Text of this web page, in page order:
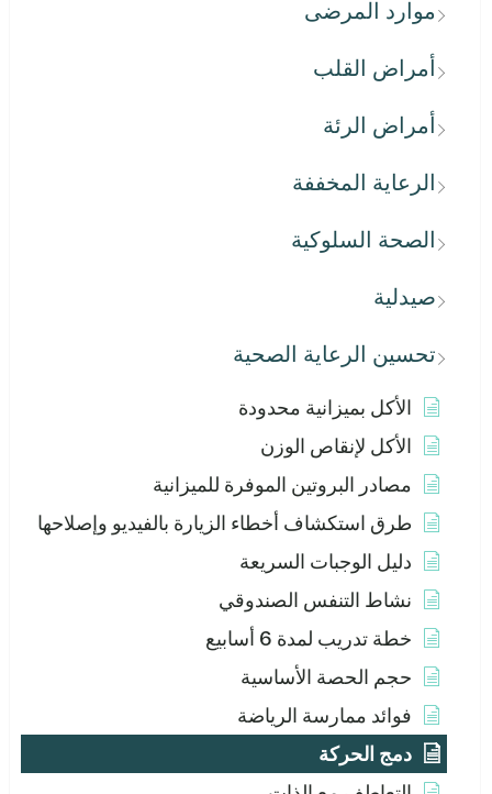
موارد المرضى
أمراض القلب
أمراض الرئة
الرعاية المخففة
الصحة السلوكية
صيدلية
تحسين الرعاية الصحية
الأكل بميزانية محدودة
الأكل لإنقاص الوزن
مصادر البروتين الموفرة للميزانية
طرق استكشاف أخطاء الزيارة بالفيديو وإصلاحها
دليل الوجبات السريعة
نشاط التنفس الصندوقي
خطة تدريب لمدة 6 أسابيع
حجم الحصة الأساسية
فوائد ممارسة الرياضة
دمج الحركة